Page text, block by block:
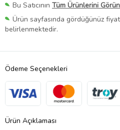
Bu Satıcının Tüm Ürünlerini
Ürün sayfasında gördüğünüz
belirlenmektedir.
Ödeme Seçenekleri
Ürün Açıklaması